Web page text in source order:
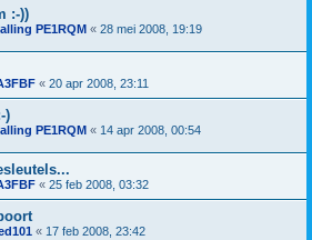
:-))
PE1RQM « 28 mei 2008, 19:19
« 20 apr 2008, 23:11
)
PE1RQM « 14 apr 2008, 00:54
« 25 feb 2008, 03:32
« 17 feb 2008, 23:42